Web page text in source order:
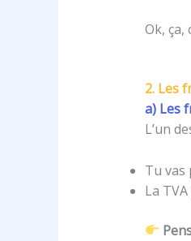
Ok, ça,
2. Les
a) Les
L’un
Tu vas
La